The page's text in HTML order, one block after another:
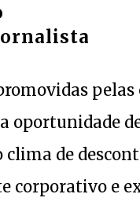
oportunidade
clima de
corporativo e